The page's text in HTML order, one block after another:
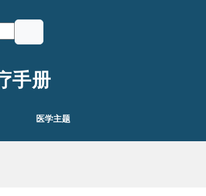
手册
医学主题